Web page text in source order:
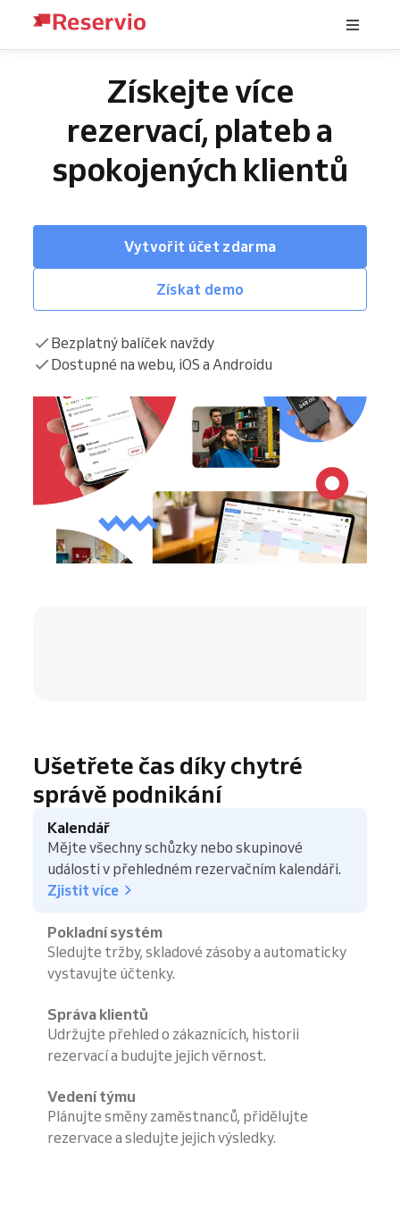
Získejte více
rezervací, plateb a
spokojených klientů
Vytvořit účet zdarma
Získat demo
Bezplatný balíček navždy
Dostupné na webu, iOS a Androidu
Ušetřete čas díky chytré
správě podnikání
Kalendář
Mějte všechny schůzky nebo skupinové
události v přehledném rezervačním kalendáři.
Zjistit více
Pokladní systém
Sledujte tržby, skladové zásoby a automaticky
vystavujte účtenky.
Správa klientů
Udržujte přehled o zákaznících, historii
rezervací a budujte jejich věrnost.
Vedení týmu
Plánujte směny zaměstnanců, přidělujte
rezervace a sledujte jejich výsledky.